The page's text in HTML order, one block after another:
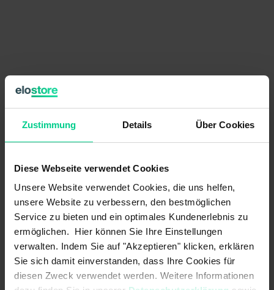
Zustimmung Details Über Cookies
Diese Webseite verwendet Cookies
Unsere Website verwendet Cookies, die uns helfen,
unsere Website zu verbessern, den bestmöglichen
Service zu bieten und ein optimales Kundenerlebnis zu
ermöglichen. Hier können Sie Ihre Einstellungen
verwalten. Indem Sie auf "Akzeptieren" klicken, erklären
Sie sich damit einverstanden, dass Ihre Cookies für
diesen Zweck verwendet werden. Weitere Informationen
per item €149.07
Prices excl. VAT plus shipping costs
available (12 pcs.), ships within 1-3 days
Quantity Price
from 12 pcs.
€130.99
- 12 %
from 24 pcs.
€117.89
- 21 %
from 48 pcs.
€106.10
- 29 %
from 96 pcs.
€95.49 - 36 %
Add to shopping cart